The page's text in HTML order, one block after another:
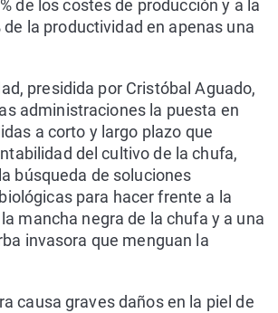
de los costes de producción y a la
de la productividad en apenas una
presidida por Cristóbal Aguado,
administraciones la puesta en
a corto y largo plazo que
del cultivo de la chufa,
búsqueda de soluciones
para hacer frente a la
mancha negra de la chufa y a una
invasora que menguan la
causa graves daños en la piel de